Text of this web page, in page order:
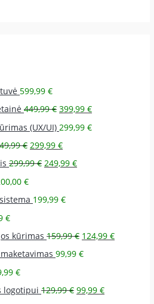
599,99€
449,99€ 399,99€
(UX/UI) 299,99€
€ 299,99€
299,99€ 249,99€
€
199,99€
€
kūrimas 159,99€ 124,99€
99,99€
€
logotipui 129,99€ 99,99€